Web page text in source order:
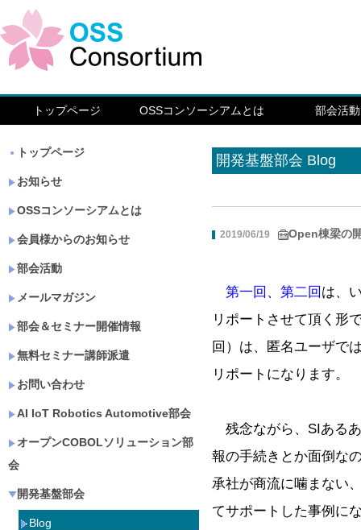
トップページ OSSコンソーシアムとは 部会活動
トップページ
お知らせ
OSSコンソーシアムとは
会員様からのお知らせ
部会活動
メールマガジン
部会＆セミナー開催情報
無料セミナー講師派遣
お問い合わせ
AI IoT Robotics Automotive部会
オープンCOBOLソリューション部
会
開発基盤部会
Blog
開発基盤部会 Blog
2019/06/19 Open棟梁の
第一回 、 第二回 は、
リポートさせて頂く形
回）は、匿名ユーザで
リポートになります。
残念ながら、SIある
報の手続きとか面倒な
承社が商流に噛まない
てサポートした事例に